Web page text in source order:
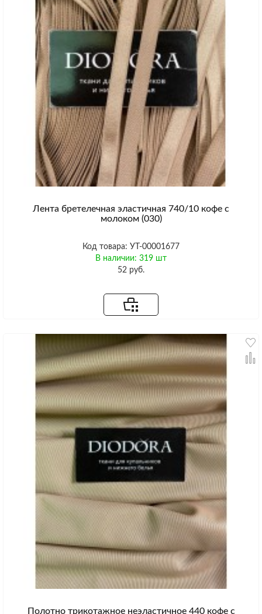
Лента бретелечная эластичная 740/10 кофе с
молоком (030)
Код товара: УТ-00001677
В наличии: 319 шт
52 руб.
Полотно трикотажное неэластичное 440 кофе с